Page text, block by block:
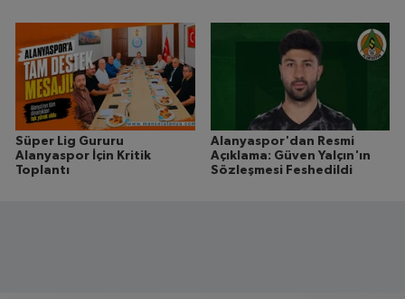
Süper Lig Gururu
Alanyaspor İçin Kritik
Toplantı
Alanyaspor'dan Resmi
Açıklama: Güven Yalçın'ın
Sözleşmesi Feshedildi